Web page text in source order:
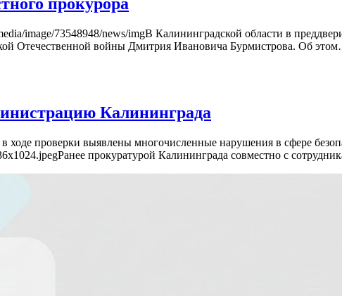
image/73548948/news/imgВ Калининградской области в
Отечественной войны Дмитрия Ивановича Бурмистрова. Об
Калининграда
ходе проверки выявлены многочисленные нарушения в сфере
прокуратурой Калининграда совместно с